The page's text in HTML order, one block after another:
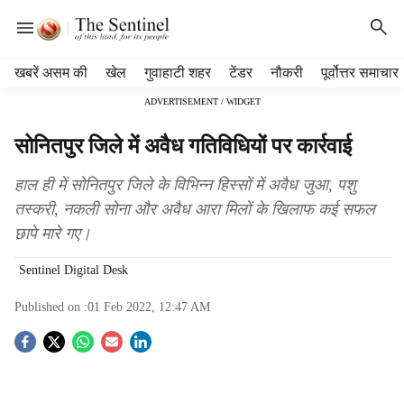
खबरें असम की खेल गुवाहाटी शहर टेंडर नौकरी पूर्वोत्तर समाचार
ADVERTISEMENT / WIDGET
सोनितपुर जिले में अवैध गतिविधियों पर कार्रवाई
हाल ही में सोनितपुर जिले के विभिन्न हिस्सों में अवैध जुआ, पशु
तस्करी, नकली सोना और अवैध आरा मिलों के खिलाफ कई सफल
छापे मारे गए।
Sentinel Digital Desk
Published on :01 Feb 2022, 12:47 AM
S